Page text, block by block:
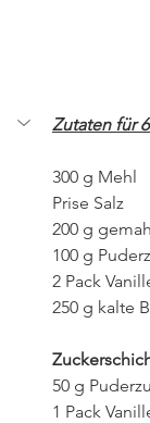
Zutaten für
300 g Mehl
Prise Salz
200 g
100 g
2 Pack
250 g kalte
50 g
1 Pack